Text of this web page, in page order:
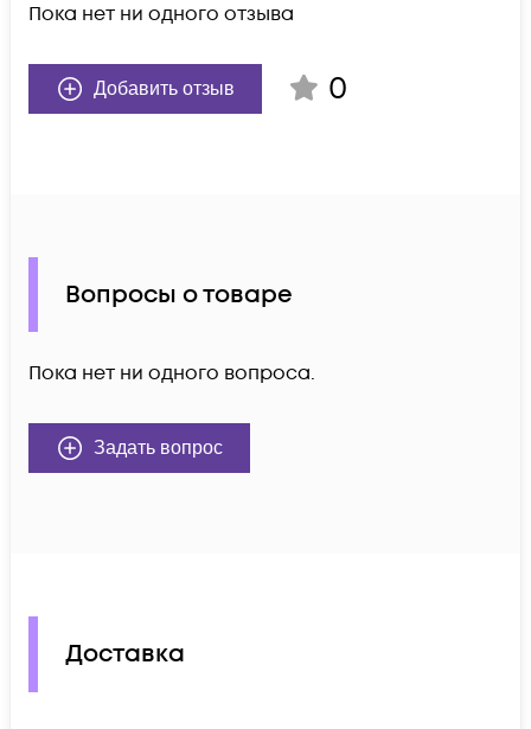
Пока нет ни одного отзыва
Добавить отзыв 0
Вопросы о товаре
Пока нет ни одного вопроса.
Задать вопрос
Доставка